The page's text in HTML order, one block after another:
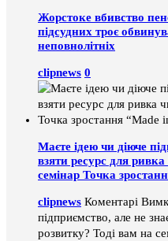
Жорстоке вбивство
підсудних троє
неповнолітніх
clipnews 0
Маєте ідею чи діюче
взяти ресурс для
семінар Точка
clipnews Коментарі
підприємство, але не
розвитку? Тоді вам на